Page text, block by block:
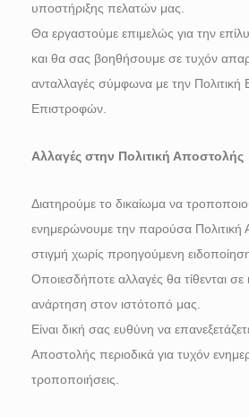
υποστήριξης πελατών μας.
Θα εργαστούμε επιμελώς για την
και θα σας βοηθήσουμε σε τυχόν
ανταλλαγές σύμφωνα με την Πολιτική
Επιστροφών.
Αλλαγές στην Πολιτική Αποστολής
Διατηρούμε το δικαίωμα να
ενημερώνουμε την παρούσα
στιγμή χωρίς προηγούμενη
Οποιεσδήποτε αλλαγές θα τίθενται
ανάρτηση στον ιστότοπό μας.
Είναι δική σας ευθύνη να
Αποστολής περιοδικά για τυχόν
τροποποιήσεις.